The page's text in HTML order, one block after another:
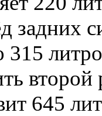
задних
315
второй
645